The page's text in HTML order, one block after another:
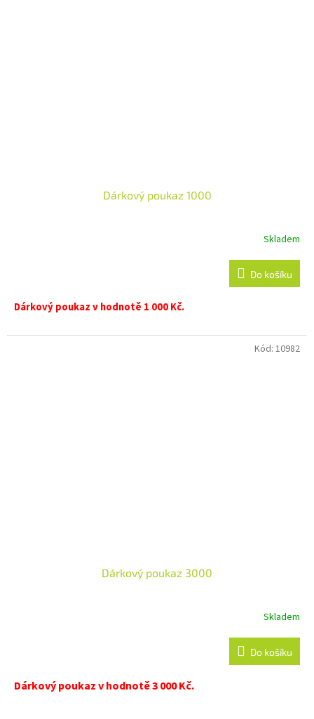
Dárkový poukaz 1000
Skladem
Do košíku
Dárkový poukaz v hodnotě 1 000 Kč.
Dárkový poukaz 3000
Skladem
Do košíku
Dárkový poukaz v hodnotě 3 000 Kč.
Kód: 10982